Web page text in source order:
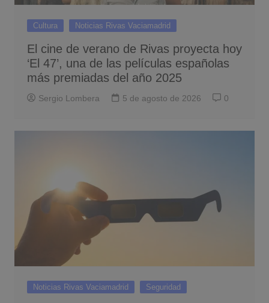
Cultura Noticias Rivas Vaciamadrid
El cine de verano de Rivas proyecta hoy
‘El 47’, una de las películas españolas
más premiadas del año 2025
Sergio Lombera 5 de agosto de 2026 0
Noticias Rivas Vaciamadrid Seguridad